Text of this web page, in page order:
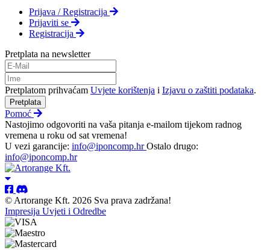
Prijava / Registracija
Prijaviti se
Registracija
Pretplata na newsletter
Pretplatom prihvaćam Uvjete korištenja i Izjavu o zaštiti podataka.
Pretplata
Pomoć
Nastojimo odgovoriti na vaša pitanja e-mailom tijekom radnog
vremena u roku od sat vremena!
U vezi garancije: info@iponcomp.hrOstalo drugo:
info@iponcomp.hr
© Artorange Kft. 2026 Sva prava zadržana!
Impresija Uvjeti i Odredbe